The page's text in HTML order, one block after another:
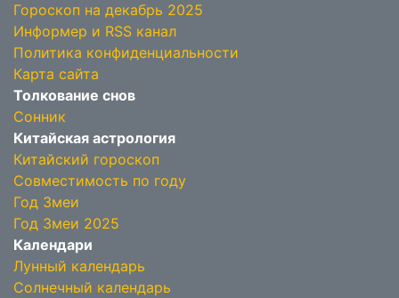
Гороскоп на декабрь 2025
Информер и RSS канал
Политика конфиденциальности
Карта сайта
Толкование снов
Сонник
Китайская астрология
Китайский гороскоп
Совместимость по году
Год Змеи
Год Змеи 2025
Календари
Лунный календарь
Солнечный календарь